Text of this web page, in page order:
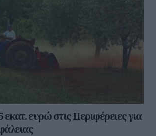
εκατ. ευρώ στις Περιφέρειες για